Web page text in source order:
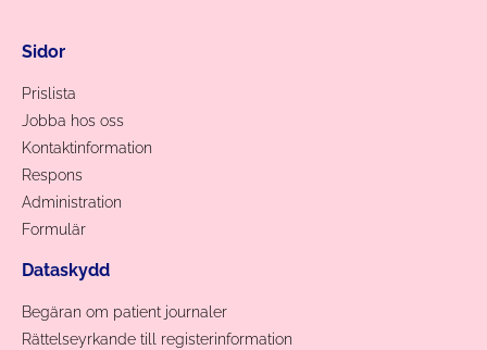
Sidor
Prislista
Jobba hos oss
Kontaktinformation
Respons
Administration
Formulär
Dataskydd
Begäran om patient journaler
Rättelseyrkande till registerinformation